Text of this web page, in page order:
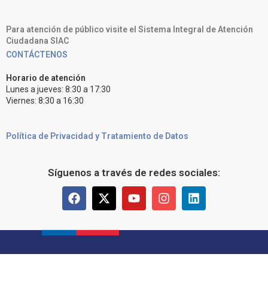
Para atención de público visite el Sistema Integral de Atención
Ciudadana SIAC
CONTÁCTENOS
Horario de atención
Lunes a jueves: 8:30 a 17:30
Viernes: 8:30 a 16:30
Política de Privacidad y Tratamiento de Datos
Síguenos a través de redes sociales: